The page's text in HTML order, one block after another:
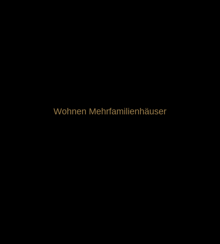
Wohnen Mehrfamilienhäuser